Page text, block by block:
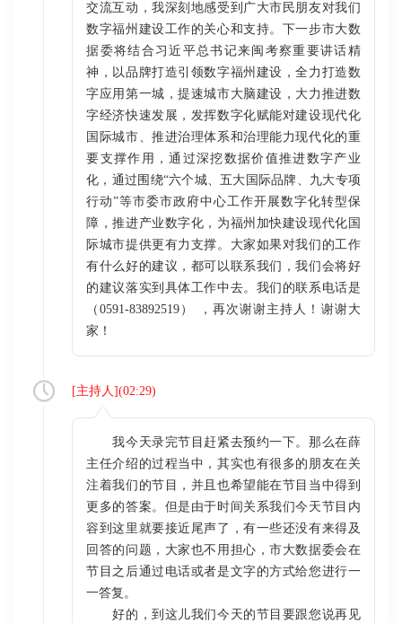
交流互动，我深刻地感受到广大市民朋友对我们
数字福州建设工作的关心和支持。下一步市大数
据委将结合习近平总书记来闽考察重要讲话精
神，以品牌打造引领数字福州建设，全力打造数
字应用第一城，提速城市大脑建设，大力推进数
字经济快速发展，发挥数字化赋能对建设现代化
国际城市、推进治理体系和治理能力现代化的重
要支撑作用，通过深挖数据价值推进数字产业
化，通过围绕“六个城、五大国际品牌、九大专项
行动”等市委市政府中心工作开展数字化转型保
障，推进产业数字化，为福州加快建设现代化国
际城市提供更有力支撑。大家如果对我们的工作
有什么好的建议，都可以联系我们，我们会将好
的建议落实到具体工作中去。我们的联系电话是
（0591-83892519） ，再次谢谢主持人！谢谢大
家！
[主持人](02:29)
我今天录完节目赶紧去预约一下。那么在薛
主任介绍的过程当中，其实也有很多的朋友在关
注着我们的节目，并且也希望能在节目当中得到
更多的答案。但是由于时间关系我们今天节目内
容到这里就要接近尾声了，有一些还没有来得及
回答的问题，大家也不用担心，市大数据委会在
节目之后通过电话或者是文字的方式给您进行一
一答复。
好的，到这儿我们今天的节目要跟您说再见